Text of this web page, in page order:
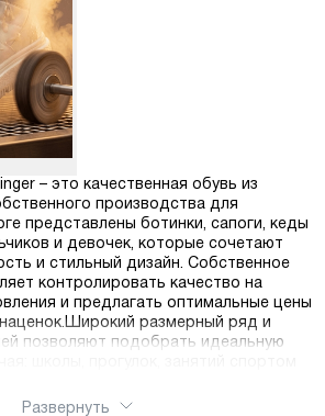
– это качественная обувь из
производства для
представлены ботинки, сапоги, кеды
и девочек, которые сочетают
и стильный дизайн. Собственное
контролировать качество на
и предлагать оптимальные цены
размерный ряд и
позволяют подобрать идеальную
Развернуть